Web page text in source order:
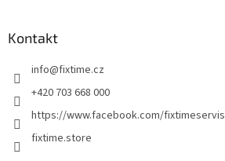
Kontakt
info@fixtime.cz
+420 703 668 000
https://www.facebook.com/fixtimeservis
fixtime.store